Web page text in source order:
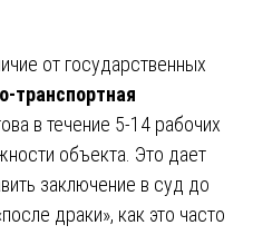
от государственных
транспортная
в течение 5-14 рабочих
объекта. Это дает
заключение в суд до
драки», как это часто